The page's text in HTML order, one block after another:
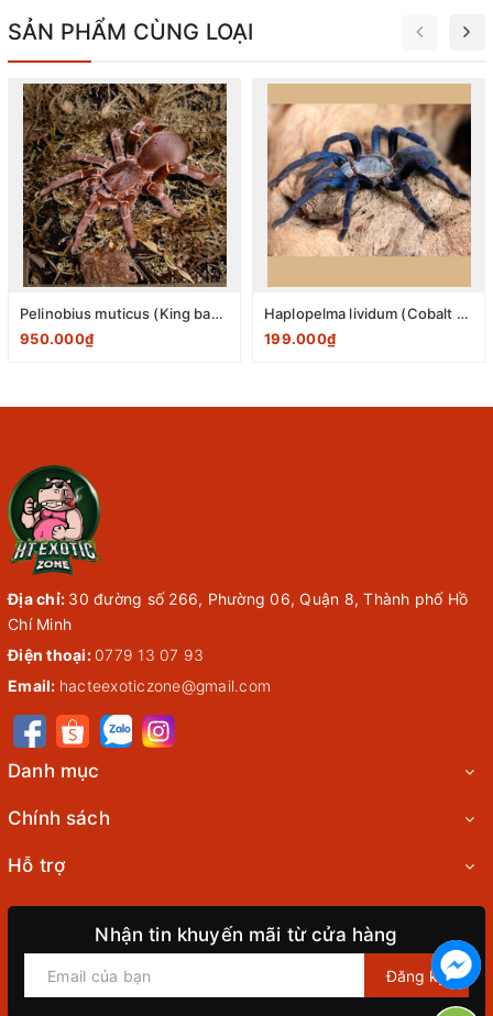
SẢN PHẨM CÙNG LOẠI
Pelinobius muticus (King baboon spider) 1-2cm
950.000₫
Haplopelma lividum (Cobalt Blue Tarantula) 2-3cm
199.000₫
Địa chỉ: 30 đường số 266, Phường 06, Quận 8, Thành phố Hồ
Chí Minh
Điện thoại: 0779 13 07 93
Email: hacteexoticzone@gmail.com
Danh mục
Chính sách
Hỗ trợ
Nhận tin khuyến mãi từ cửa hàng
Đăng ký